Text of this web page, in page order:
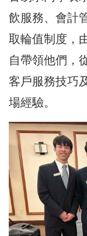
飲服務、會計
取輪值制度，
自帶領他們，
客戶服務技巧
場經驗。